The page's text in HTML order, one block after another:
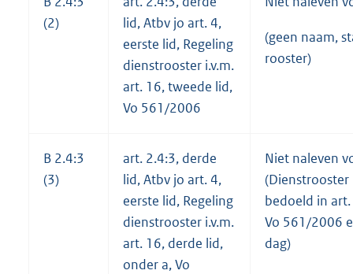
(2)
lid, Atbv jo art. 4,
eerste lid, Regeling
dienstrooster i.v.m.
art. 16, tweede lid,
Vo 561/2006
(geen naam,
rooster)
B 2.4:3
(3)
art. 2.4:3, derde
lid, Atbv jo art. 4,
eerste lid, Regeling
dienstrooster i.v.m.
art. 16, derde lid,
onder a, Vo
Niet naleven
(Dienstrooster
bedoeld in
Vo 561/2006
dag)